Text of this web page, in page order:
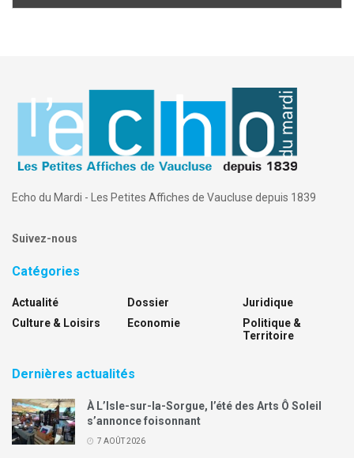
Echo du Mardi - Les Petites Affiches de Vaucluse depuis 1839
Suivez-nous
Catégories
Actualité
Culture & Loisirs
Dossier
Economie
Juridique
Politique &
Territoire
Dernières actualités
À L’Isle-sur-la-Sorgue, l’été des Arts Ô Soleil
s’annonce foisonnant
7 AOÛT 2026